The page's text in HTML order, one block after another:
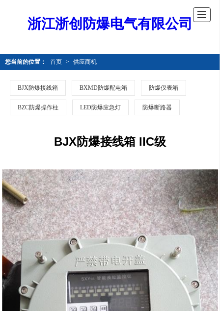
浙江浙创防爆电气有限公司
您当前的位置： 首页 > 供应商机
BJX防爆接线箱 BXMD防爆配电箱 防爆仪表箱
BZC防爆操作柱 LED防爆应急灯 防爆断路器
BJX防爆接线箱 IIC级